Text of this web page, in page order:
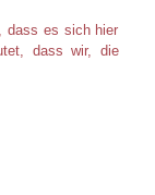
dass es sich hier
dass wir, die